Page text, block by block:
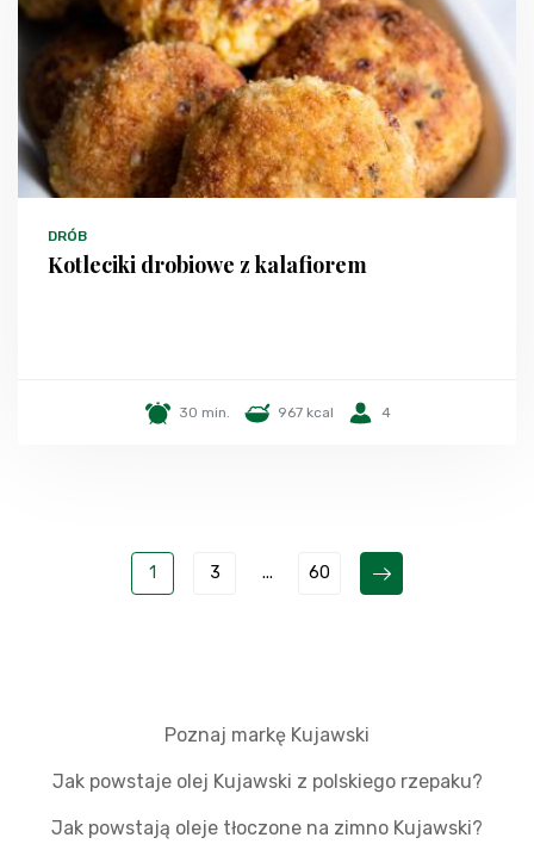
DRÓB
Kotleciki drobiowe z kalafiorem
30 min. 967 kcal 4
1 3 ... 60
Poznaj markę Kujawski
Jak powstaje olej Kujawski z polskiego rzepaku?
Jak powstają oleje tłoczone na zimno Kujawski?